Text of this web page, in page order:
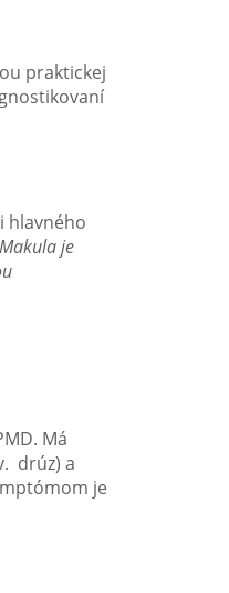
praktickej
hlavného
je
Má
drúz) a
je